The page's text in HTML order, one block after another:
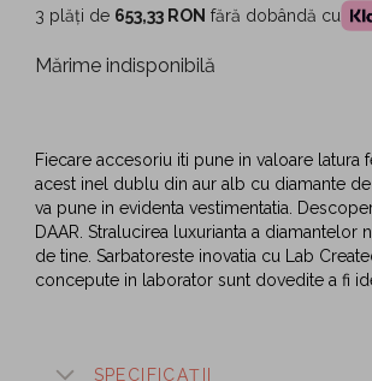
3 plăți de 653,33 RON fără dobândă cu
Mărime indisponibilă
Fiecare accesoriu iti pune in valoare latura
acest inel dublu din aur alb cu diamante
va pune in evidenta vestimentatia.
DAAR. Stralucirea luxurianta a diamantelor
de tine. Sarbatoreste inovatia cu Lab
concepute in laborator sunt dovedite a fi
SPECIFICAȚII